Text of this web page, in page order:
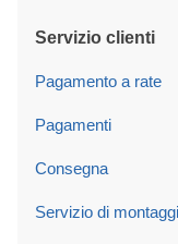
Servizio clienti
Pagamento a rate
Pagamenti
Consegna
Servizio di